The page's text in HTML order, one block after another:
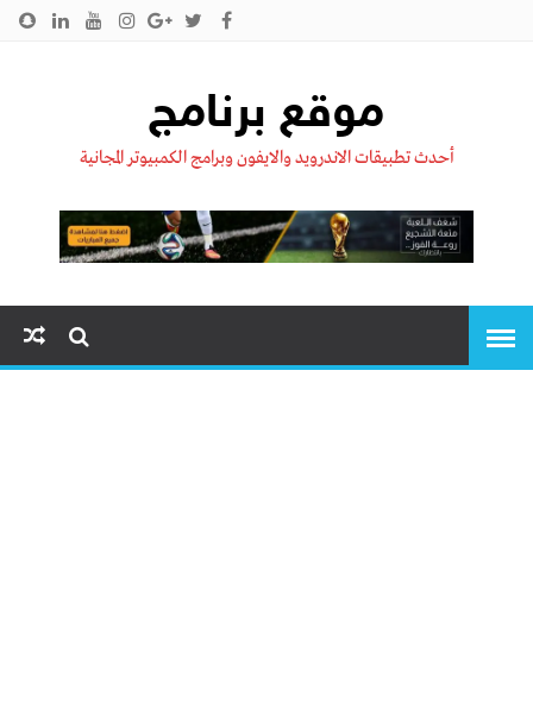
موقع برنامج
أحدث تطبيقات الاندرويد والايفون وبرامج الكمبيوتر المجانية